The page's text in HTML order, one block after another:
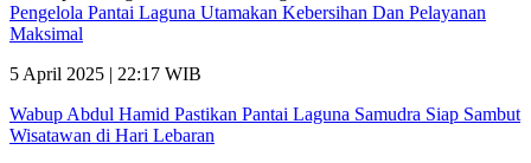
Pengelola Pantai Laguna Utamakan Kebersihan Dan Pelayanan
Maksimal
5 April 2025 | 22:17 WIB
Wabup Abdul Hamid Pastikan Pantai Laguna Samudra Siap Sambut
Wisatawan di Hari Lebaran